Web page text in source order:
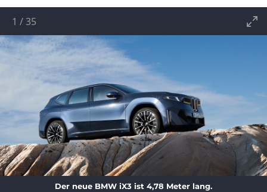
Der neue BMW iX3 ist 4,78 Meter lang.
1 /35